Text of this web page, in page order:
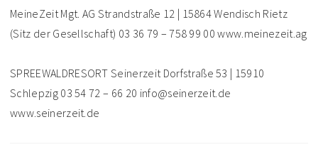
MeineZeit Mgt. AG Strandstraße 12 | 15864 Wendisch Rietz
(Sitz der Gesellschaft) 03 36 79 – 758 99 00 www.meinezeit.ag
SPREEWALDRESORT Seinerzeit Dorfstraße 53 | 15910
Schlepzig 03 54 72 – 66 20 info@seinerzeit.de
www.seinerzeit.de